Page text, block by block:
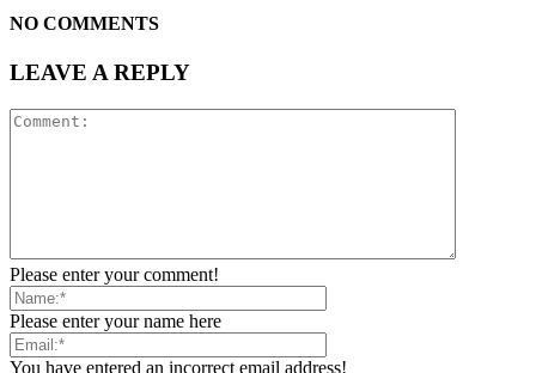
NO COMMENTS
LEAVE A REPLY
Please enter your comment!
Please enter your name here
You have entered an incorrect email address!